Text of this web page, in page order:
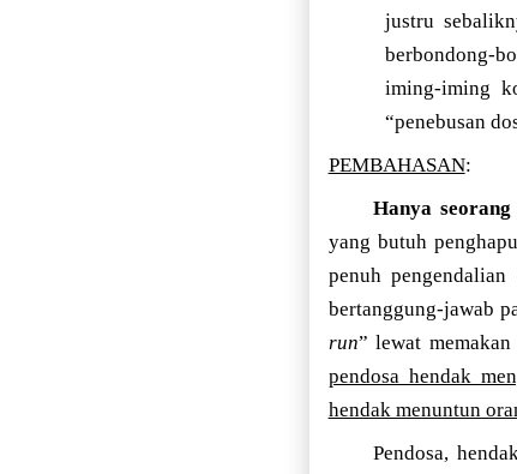
justru
berbondong-
iming-iming
“penebusan
PEMBAHASAN:
Hanya
yang butuh
penuh
bertanggung-jawab
run” lewat
pendosa hendak
hendak menuntun
Pendosa,